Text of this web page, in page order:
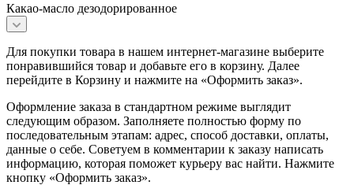
Какао-масло дезодорированное
Для покупки товара в нашем интернет-магазине выберите
понравившийся товар и добавьте его в корзину. Далее
перейдите в Корзину и нажмите на «Оформить заказ».
Оформление заказа в стандартном режиме выглядит
следующим образом. Заполняете полностью форму по
последовательным этапам: адрес, способ доставки, оплаты,
данные о себе. Советуем в комментарии к заказу написать
информацию, которая поможет курьеру вас найти. Нажмите
кнопку «Оформить заказ».